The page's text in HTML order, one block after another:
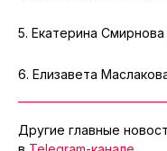
5. Екатерина
6. Елизавета
Другие главные